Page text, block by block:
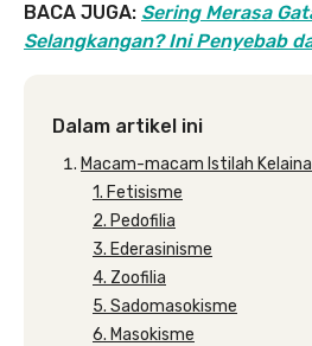
BACA JUGA: Sering Merasa
Selangkangan? Ini Penyebab
Dalam artikel ini
Macam-macam Istilah
1. Fetisisme
2. Pedofilia
3. Ederasinisme
4. Zoofilia
5. Sadomasokisme
6. Masokisme